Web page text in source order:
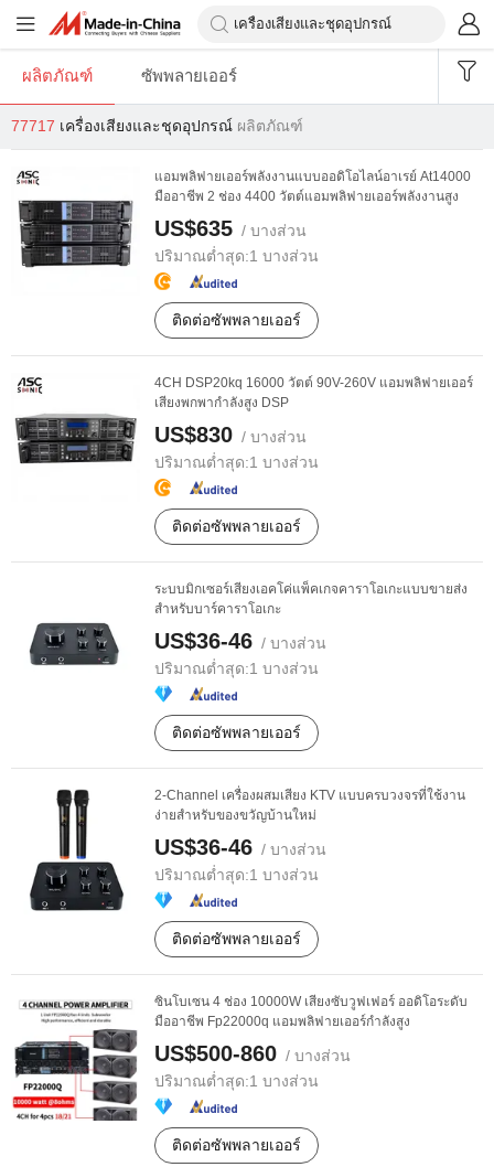
ผลิตภัณฑ์ ซัพพลายเออร์
77717 เครื่องเสียงและชุดอุปกรณ์ ผลิตภัณฑ์
แอมพลิฟายเออร์พลังงานแบบออดิโอไลน์อาเรย์ At14000
มืออาชีพ 2 ช่อง 4400 วัตต์แอมพลิฟายเออร์พลังงานสูง
US$635 / บางส่วน
ปริมาณต่ำสุด:1 บางส่วน
ติดต่อซัพพลายเออร์
4CH DSP20kq 16000 วัตต์ 90V-260V แอมพลิฟายเออร์
เสียงพกพากำลังสูง DSP
US$830 / บางส่วน
ปริมาณต่ำสุด:1 บางส่วน
ติดต่อซัพพลายเออร์
ระบบมิกเซอร์เสียงเอคโค่แพ็คเกจคาราโอเกะแบบขายส่ง
สำหรับบาร์คาราโอเกะ
US$36-46 / บางส่วน
ปริมาณต่ำสุด:1 บางส่วน
ติดต่อซัพพลายเออร์
2-Channel เครื่องผสมเสียง KTV แบบครบวงจรที่ใช้งาน
ง่ายสำหรับของขวัญบ้านใหม่
US$36-46 / บางส่วน
ปริมาณต่ำสุด:1 บางส่วน
ติดต่อซัพพลายเออร์
ซินโบเซน 4 ช่อง 10000W เสียงซับวูฟเฟอร์ ออดิโอระดับ
มืออาชีพ Fp22000q แอมพลิฟายเออร์กำลังสูง
US$500-860 / บางส่วน
ปริมาณต่ำสุด:1 บางส่วน
ติดต่อซัพพลายเออร์